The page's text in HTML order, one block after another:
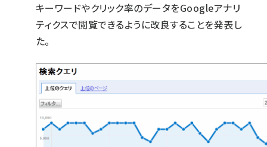
キーワードやクリック率のデータをGoogleアナリ
ティクスで閲覧できるように改良することを発表し
た。